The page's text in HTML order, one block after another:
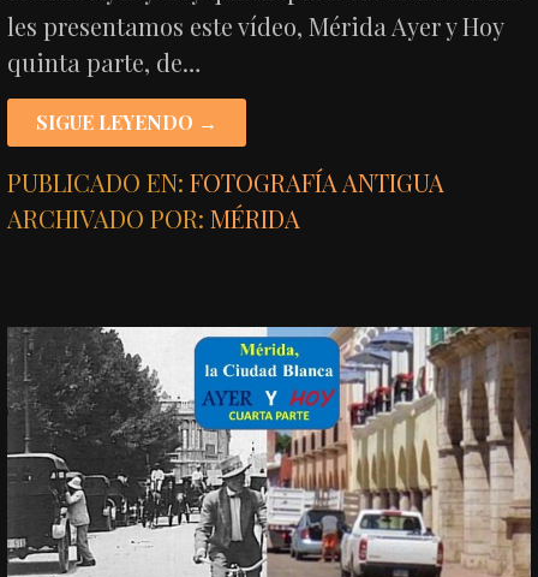
les presentamos este vídeo, Mérida Ayer y Hoy
quinta parte, de…
SIGUE LEYENDO →
PUBLICADO EN:FOTOGRAFÍA ANTIGUA
ARCHIVADO POR:MÉRIDA